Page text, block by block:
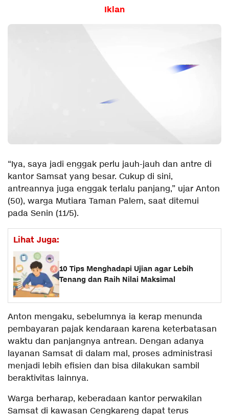
Iklan
“Iya, saya jadi enggak perlu jauh-jauh dan antre di
kantor Samsat yang besar. Cukup di sini,
antreannya juga enggak terlalu panjang,” ujar Anton
(50), warga Mutiara Taman Palem, saat ditemui
pada Senin (11/5).
Lihat Juga:
10 Tips Menghadapi Ujian agar Lebih
Tenang dan Raih Nilai Maksimal
Anton mengaku, sebelumnya ia kerap menunda
pembayaran pajak kendaraan karena keterbatasan
waktu dan panjangnya antrean. Dengan adanya
layanan Samsat di dalam mal, proses administrasi
menjadi lebih efisien dan bisa dilakukan sambil
beraktivitas lainnya.
Warga berharap, keberadaan kantor perwakilan
Samsat di kawasan Cengkareng dapat terus